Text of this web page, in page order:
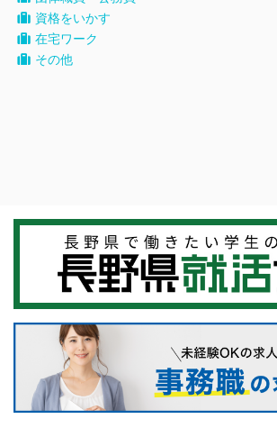
資格をいかす
在宅ワーク
その他